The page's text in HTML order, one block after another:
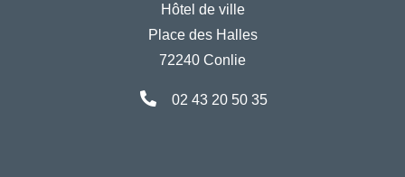
Hôtel de ville
Place des Halles
72240 Conlie
02 43 20 50 35